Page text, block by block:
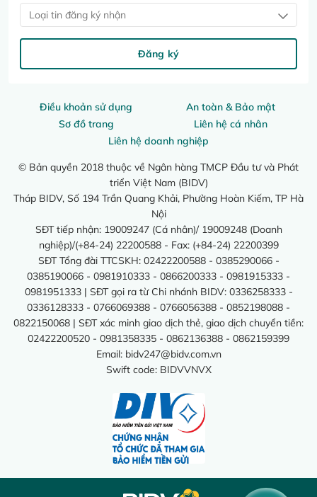
Điều khoản sử dụng
An toàn & Bảo mật
Sơ đồ trang
Liên hệ cá nhân
Liên hệ doanh nghiệp
© Bản quyền 2018 thuộc về Ngân hàng TMCP Đầu tư và Phát
triển Việt Nam (BIDV)
Tháp BIDV, Số 194 Trần Quang Khải, Phường Hoàn Kiếm, TP Hà
Nội
SĐT tiếp nhận: 19009247 (Cá nhân)/ 19009248 (Doanh
nghiệp)/(+84-24) 22200588 - Fax: (+84-24) 22200399
SĐT Tổng đài TTCSKH: 02422200588 - 0385290066 -
0385190066 - 0981910333 - 0866200333 - 0981915333 -
0981951333 | SĐT gọi ra từ Chi nhánh BIDV: 0336258333 -
0336128333 - 0766069388 - 0766056388 - 0852198088 -
0822150068 | SĐT xác minh giao dịch thẻ, giao dịch chuyển tiền:
02422200520 - 0981358335 - 0862136388 - 0862159399
Email: bidv247@bidv.com.vn
Swift code: BIDVVNVX
Loại tin đăng ký nhận
Đăng ký